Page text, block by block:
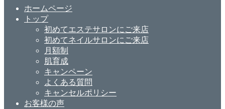
ホームページ
トップ
初めてエステサロンにご来店
初めてネイルサロンにご来店
月額制
肌育成
キャンペーン
よくある質問
キャンセルポリシー
お客様の声